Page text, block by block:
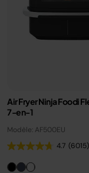
Air Fryer Ninja Foodi
7-en-1
Modèle: AF500EU
4.7 (6015)